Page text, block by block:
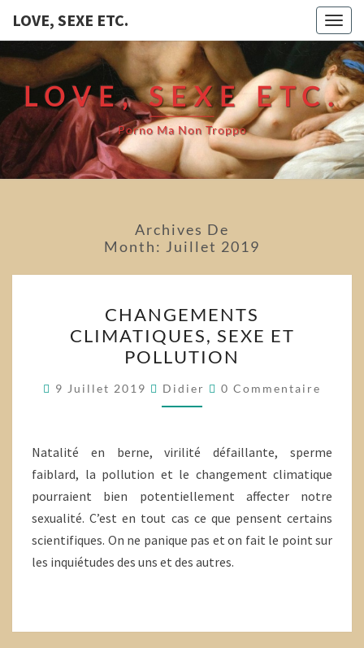
LOVE, SEXE ETC.
LOVE, SEXE ETC.
Porno Ma Non Troppo
Archives De
Month: Juillet 2019
CLIMATIQUES,
SEXE
ET
POLLUTION
CHANGEMENTS
CLIMATIQUES, SEXE ET
POLLUTION
9 Juillet 2019 Didier Commentaires
0 Commentaire
Natalité en berne, virilité défaillante, sperme
faiblard, la pollution et le changement climatique
pourraient bien potentiellement affecter notre
sexualité. C’est en tout cas ce que pensent certains
scientifiques. On ne panique pas et on fait le point sur
les inquiétudes des uns et des autres.